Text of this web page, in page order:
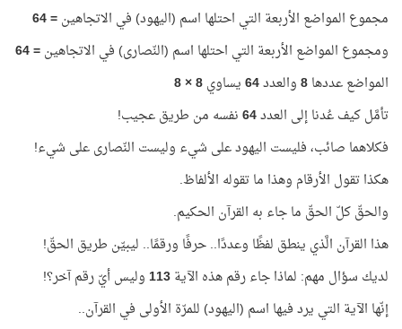
مجموع المواضع الأربعة التي احتلها اسم (اليهود) في الاتجاهين=
64
ومجموع المواضع الأربعة التي احتلها اسم (النّصارى) في الاتجاهين=
64
المواضع عددها8والعدد64يساوي8 × 8
تأمَّل كيف عُدنا إلى العدد64نفسه من طريق عجيب!
فكلاهما صائب، فليست اليهود على شيء وليست النّصارى على شيء!
هكذا تقول الأرقام وهذا ما تقوله الألفاظ.
والحقّ كلّ الحقّ ما جاء به القرآن الحكيم.
هذا القرآن الَّذي ينطق لفظًا وعددًا.. حرفًا ورقمًا.. ليبيّن طريق الحقّ!
لديك سؤال مهم: لماذا جاء رقم هذه الآية113وليس أيّ رقم آخر؟!
إنّها الآية التي يرد فيها اسم (اليهود) للمرّة الأولى في القرآن..